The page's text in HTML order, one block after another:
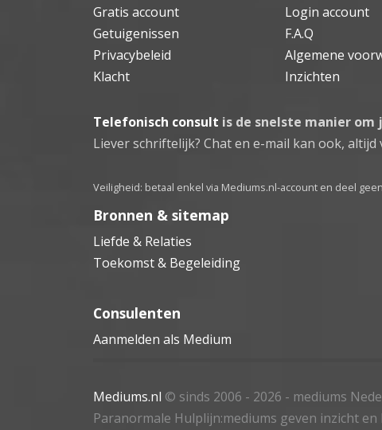
Gratis account
Login account
Getuigenissen
F.A.Q
Privacybeleid
Algemene
Klacht
Inzichten
Telefonisch consult is de snelste manier
Liever schriftelijk? Chat en e-mail kan ook, altijd
Veiligheid: betaal enkel via Mediums.nl-account en deel
Bronnen & sitemap
Liefde & Relaties
Toekomst & Begeleiding
Consulenten
Aanmelden als Medium
Mediums.nl © sinds 2006 - 2026 - mediums
Paranormale Hulplijn:mediums geven inzicht